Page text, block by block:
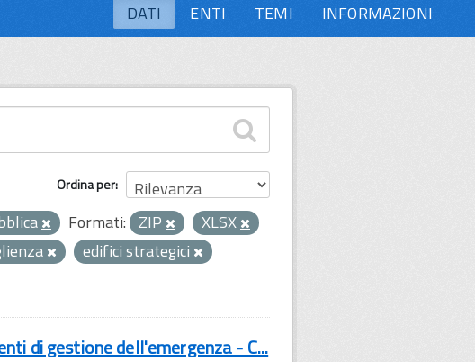
DATI ENTI TEMI INFORMAZIONI
Ordina per
Formati: ZIP
XLSX
edifici strategici
di gestione dell'emergenza - C...